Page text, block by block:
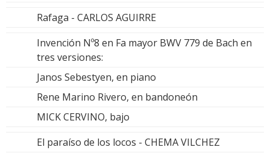
Rafaga - CARLOS AGUIRRE
Invención Nº8 en Fa mayor BWV 779 de Bach en
tres versiones:
Janos Sebestyen, en piano
Rene Marino Rivero, en bandoneón
MICK CERVINO, bajo
El paraíso de los locos - CHEMA VILCHEZ